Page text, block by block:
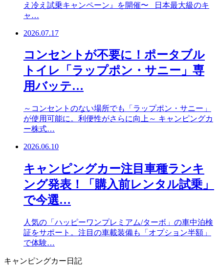
え冷え試乗キャンペーン』を開催〜 日本最大級のキ
ャ…
2026.07.17
コンセントが不要に！ポータブル
トイレ「ラップポン・サニー」専
用バッテ…
～コンセントのない場所でも「ラップポン・サニー」
が使用可能に。利便性がさらに向上～ キャンピングカ
ー株式…
2026.06.10
キャンピングカー注目車種ランキ
ング発表！「購入前レンタル試乗」
で今選…
人気の「ハッピーワンプレミアム/ターボ」の車中泊検
証をサポート。注目の車載装備も「オプション半額」
で体験…
キャンピングカー日記